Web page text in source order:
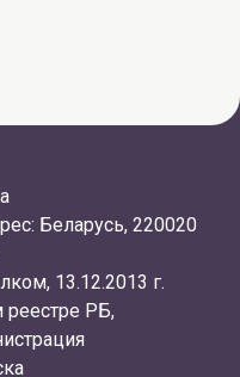
Беларусь, 220020
13.12.2013 г.
реестре РБ,